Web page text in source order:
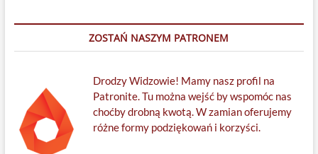
ZOSTAŃ NASZYM PATRONEM
Drodzy Widzowie! Mamy nasz profil na
Patronite. Tu można wejść by wspomóc nas
choćby drobną kwotą. W zamian oferujemy
różne formy podziękowań i korzyści.